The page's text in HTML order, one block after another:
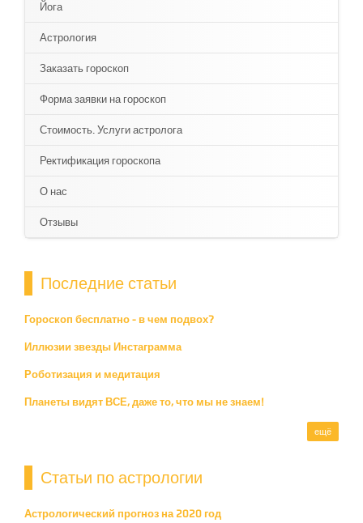
Йога
Астрология
Заказать гороскоп
Форма заявки на гороскоп
Стоимость. Услуги астролога
Ректификация гороскопа
О нас
Отзывы
Последние статьи
Гороскоп бесплатно - в чем подвох?
Иллюзии звезды Инстаграмма
Роботизация и медитация
Планеты видят ВСЕ, даже то, что мы не знаем!
ещё
Статьи по астрологии
Астрологический прогноз на 2020 год